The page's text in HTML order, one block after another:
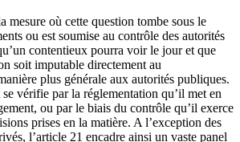
mesure où cette question tombe sous le
ou est soumise au contrôle des autorités
contentieux pourra voir le jour et que
soit imputable directement au
plus générale aux autorités publiques.
vérifie par la réglementation qu’il met en
ou par le biais du contrôle qu’il exerce
prises en la matière. A l’exception des
l’article 21 encadre ainsi un vaste panel